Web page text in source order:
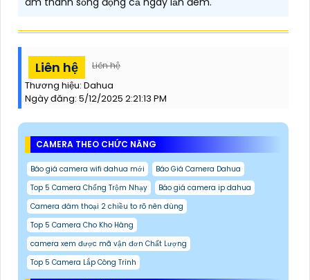
Liên hệ Liên hệ
Thương hiệu: Dahua
Ngày đăng: 5/12/2025 2:21:13 PM
CAMERA THEO CHỨC NĂNG
Báo giá camera wifi dahua mới
Báo Giá Camera Dahua
Top 5 Camera Chống Trộm Nhạy
Báo giá camera ip dahua
Camera đàm thoại 2 chiều to rõ nên dùng
Top 5 Camera Cho Kho Hàng
camera xem được mã vận đơn Chất Lượng
Top 5 Camera Lắp Công Trình